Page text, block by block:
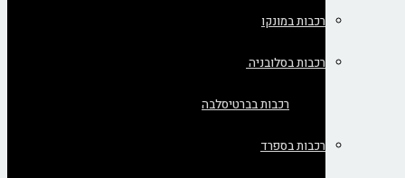
רכבות במונקו
רכבות בסלובניה
רכבות בברטיסלבה
רכבות בספרד